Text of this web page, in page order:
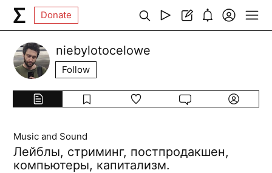
Donate
niebylotocelowe
Follow
Music and Sound
Лейблы, стриминг, постпродакшен,
компьютеры, капитализм.